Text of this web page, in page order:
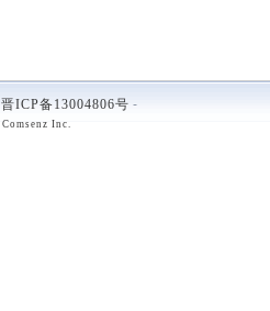
晋ICP备13004806号 -
Comsenz Inc.